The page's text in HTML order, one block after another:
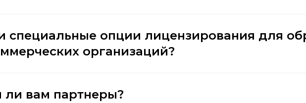
специальные опции лицензирования для
организаций?
вам партнеры?